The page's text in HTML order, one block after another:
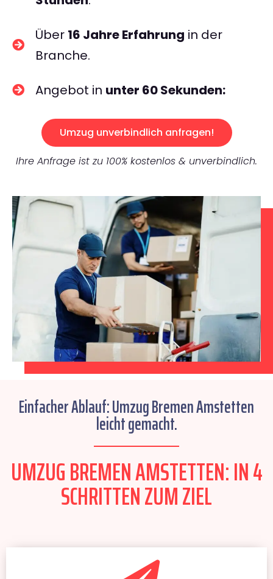
Über 16 Jahre Erfahrung in der
Branche.
Angebot in unter 60 Sekunden:
Umzug unverbindlich anfragen!
Ihre Anfrage ist zu 100% kostenlos & unverbindlich.
Einfacher Ablauf: Umzug Bremen Amstetten
leicht gemacht.
UMZUG BREMEN AMSTETTEN: IN 4
SCHRITTEN ZUM ZIEL